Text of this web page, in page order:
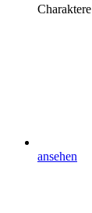
Charaktere
ansehen